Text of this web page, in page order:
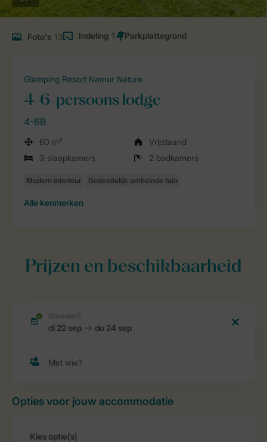
Foto's 13 Indeling 1
Glamping Resort Namur Nature
4-6-persoons lodge
4-6B
60 m²
Vrijstaand
3 slaapkamers
2 badkamers
Alle kenmerken
Prijzen en beschikbaarheid
Opties voor jouw accommodatie